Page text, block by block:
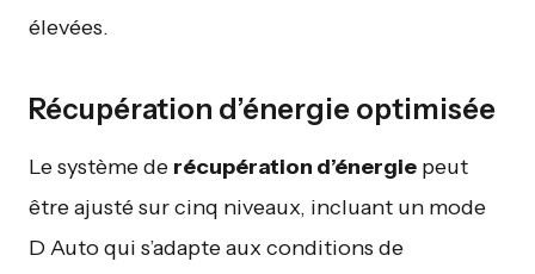
élevées.
Récupération d’énergie optimisée
Le système de récupération d’énergie peut
être ajusté sur cinq niveaux, incluant un mode
D Auto qui s’adapte aux conditions de